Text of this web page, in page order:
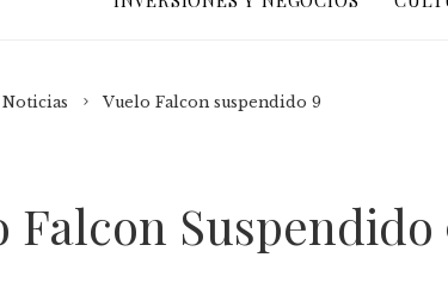
Noticias Vuelo Falcon suspendido 9
Falcon Suspendido